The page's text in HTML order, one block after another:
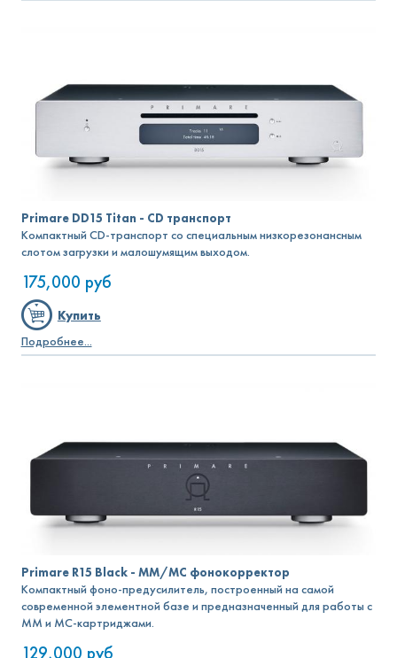
Primare DD15 Titan - CD транспорт
Компактный CD-транспорт со специальным низкорезонансным
слотом загрузки и малошумящим выходом.
175,000 руб
Купить
Подробнее...
Primare R15 Black - MM/MC фонокорректор
Компактный фоно-предусилитель, построенный на самой
современной элементной базе и предназначенный для работы с
MM и MC-картриджами.
129,000 руб